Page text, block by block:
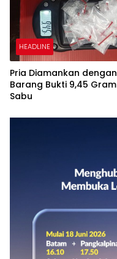
HEADLINE
Pria Diamankan dengan
Barang Bukti 9,45 Gram
Sabu